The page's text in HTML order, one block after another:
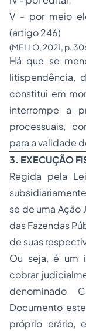
V - por meio
(artigo 246)
(MELLO, 2021, p.
Há que se
litispendência,
constitui em
interrompe a
processuais,
para a validade
3. EXECUÇÃO
Regida pela
se de uma Ação
das Fazendas
de suas
Ou seja, é um
cobrar
denominado
Documento
próprio erário,